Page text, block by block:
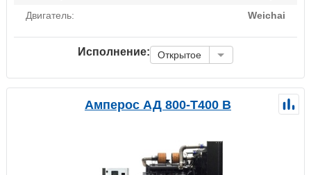
Двигатель:
Weichai
Исполнение: Открытое
Амперос АД 800-Т400 B